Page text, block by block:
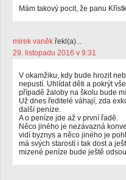
Mám takový pocit, že panu
mirek vaněk řekl(a)...
29. listopadu 2016 v 9:31
V okamžiku, kdy bude hrozit
nepustí. Uhlídat děti a pokrýt
případě žaloby na školu bude
Už dnes ředitelé váhají, zda
další peníze.
A o peníze jde až v první řadě.
Něco jiného je nezávazná
vidí byznys a něco jiného je
má svých starostí i tak dost a
mizené peníze bude ještě